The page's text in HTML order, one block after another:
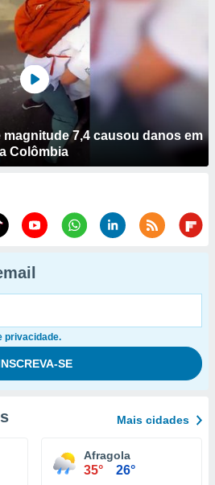
7,4 causou danos em
Colômbia
privacidade.
Mais cidades
Afragola
35° 26°